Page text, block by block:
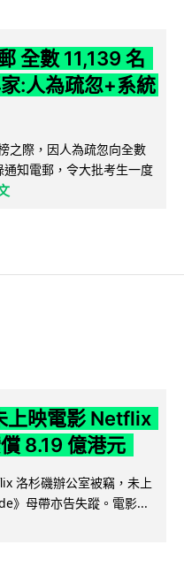
全數 11,139 名
:人為疏忽+系統
之際，因人為疏忽向全數
知電郵，令大批考生一度
上映電影 Netflix
8.19 億港元
洛杉磯辦公室被竊，未上
》母帶亦告失蹤。電影...